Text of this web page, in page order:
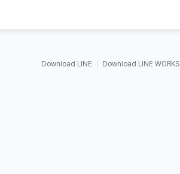
Download LINE Download LINE WORKS